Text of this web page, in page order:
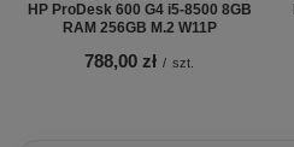
HP ProDesk 600 G4 i5-8500 8GB
RAM 256GB M.2 W11P
788,00 zł / szt.